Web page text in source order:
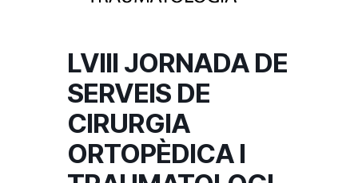
LVIII JORNADA DE
SERVEIS DE
CIRURGIA
ORTOPÈDICA I